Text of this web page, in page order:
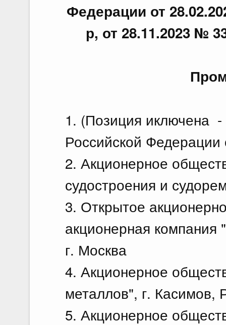
Федерации от
р, от 28.11.2023 №
1. (Позиция иключена
Российской
2. Акционерное
судостроения и
3. Открытое
акционерная
г. Москва
4. Акционерное
металлов", г. Касимов,
5. Акционерное